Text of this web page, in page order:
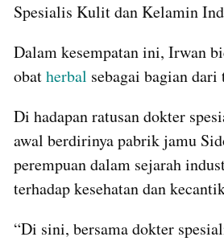
Spesialis Kulit dan Kelamin
Dalam kesempatan ini, Irwan
obat herbal sebagai bagian
Di hadapan ratusan dokter
awal berdirinya pabrik jamu
perempuan dalam sejarah
terhadap kesehatan dan
“Di sini, bersama dokter